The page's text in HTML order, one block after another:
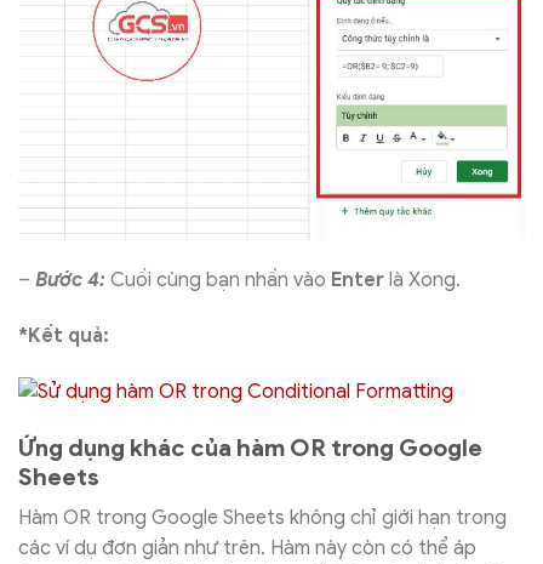
– Bước 4: Cuối cùng bạn nhấn vào Enter là Xong.
*Kết quả:
Ứng dụng khác của hàm OR trong Google
Sheets
Hàm OR trong Google Sheets không chỉ giới hạn trong
các ví dụ đơn giản như trên. Hàm này còn có thể áp